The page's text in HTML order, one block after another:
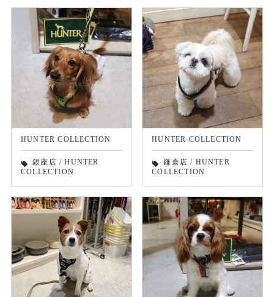
HUNTER COLLECTION
local_offer 銀座店 /HUNTER
COLLECTION
HUNTER COLLECTION
local_offer 鎌倉店 / HUNTER
COLLECTION